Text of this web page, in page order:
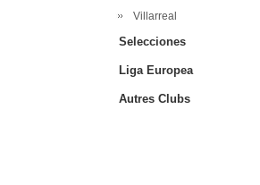
Villarreal
Selecciones
Liga Europea
Autres Clubs